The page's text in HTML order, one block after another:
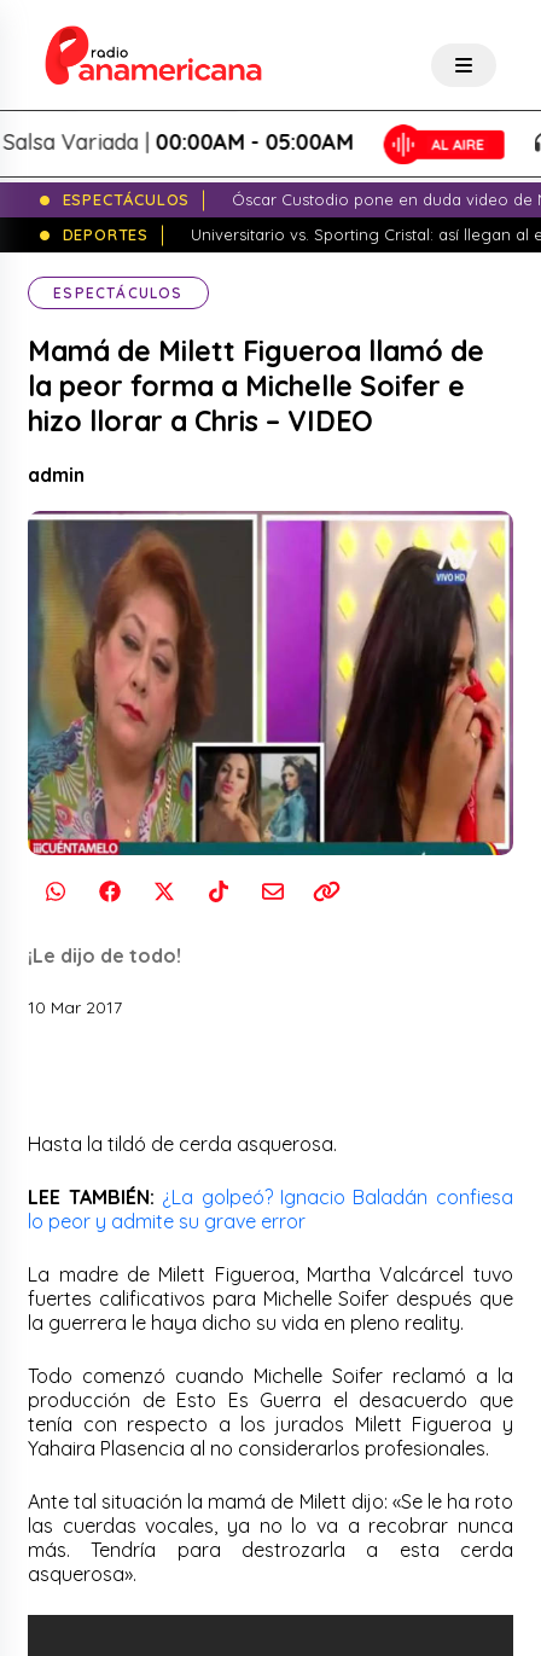
Variada |00:00AM - 05:00AM
ESPECTÁCULOS
Óscar Custodio pone en duda video de
DEPORTES
Universitario vs. Sporting Cristal: así llegan al
ESPECTÁCULOS
Mamá de Milett Figueroa llamó de
la peor forma a Michelle Soifer e
hizo llorar a Chris – VIDEO
admin
¡Le dijo de todo!
10 Mar 2017
Hasta la tildó de cerda asquerosa.
LEE TAMBIÉN: ¿La golpeó? Ignacio Baladán confiesa
lo peor y admite su grave error
La madre de Milett Figueroa, Martha Valcárcel tuvo
fuertes calificativos para Michelle Soifer después que
la guerrera le haya dicho su vida en pleno reality.
Todo comenzó cuando Michelle Soifer reclamó a la
producción de Esto Es Guerra el desacuerdo que
tenía con respecto a los jurados Milett Figueroa y
Yahaira Plasencia al no considerarlos profesionales.
Ante tal situación la mamá de Milett dijo: «Se le ha roto
las cuerdas vocales, ya no lo va a recobrar nunca
más. Tendría para destrozarla a esta cerda
asquerosa».